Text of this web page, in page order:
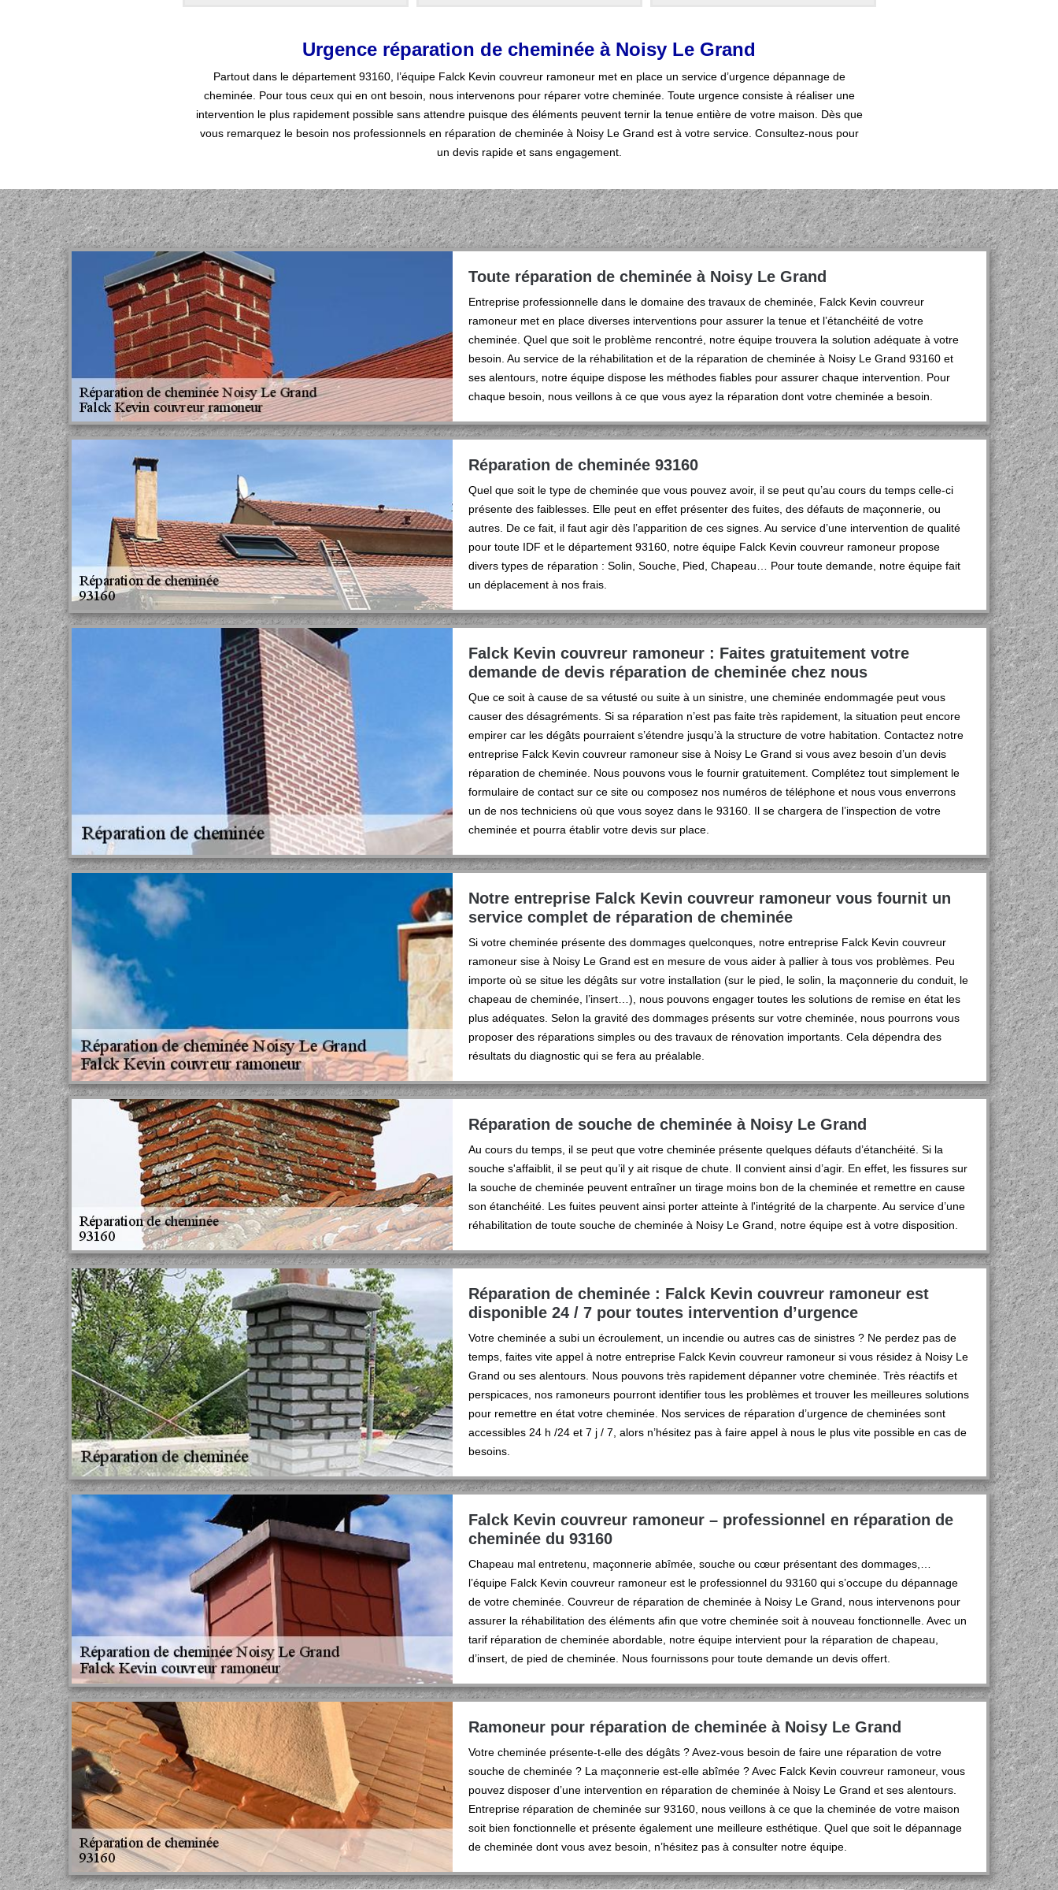
Urgence réparation de cheminée à Noisy Le Grand
Partout dans le département 93160, l’équipe Falck Kevin couvreur ramoneur met en place un service d’urgence dépannage de
cheminée. Pour tous ceux qui en ont besoin, nous intervenons pour réparer votre cheminée. Toute urgence consiste à réaliser une
intervention le plus rapidement possible sans attendre puisque des éléments peuvent ternir la tenue entière de votre maison. Dès que
vous remarquez le besoin nos professionnels en réparation de cheminée à Noisy Le Grand est à votre service. Consultez-nous pour
un devis rapide et sans engagement.
Toute réparation de cheminée à Noisy Le Grand
Entreprise professionnelle dans le domaine des travaux de cheminée, Falck Kevin couvreur
ramoneur met en place diverses interventions pour assurer la tenue et l’étanchéité de votre
cheminée. Quel que soit le problème rencontré, notre équipe trouvera la solution adéquate à votre
besoin. Au service de la réhabilitation et de la réparation de cheminée à Noisy Le Grand 93160 et
ses alentours, notre équipe dispose les méthodes fiables pour assurer chaque intervention. Pour
chaque besoin, nous veillons à ce que vous ayez la réparation dont votre cheminée a besoin.
Réparation de cheminée 93160
Quel que soit le type de cheminée que vous pouvez avoir, il se peut qu’au cours du temps celle-ci
présente des faiblesses. Elle peut en effet présenter des fuites, des défauts de maçonnerie, ou
autres. De ce fait, il faut agir dès l’apparition de ces signes. Au service d’une intervention de qualité
pour toute IDF et le département 93160, notre équipe Falck Kevin couvreur ramoneur propose
divers types de réparation : Solin, Souche, Pied, Chapeau… Pour toute demande, notre équipe fait
un déplacement à nos frais.
Falck Kevin couvreur ramoneur : Faites gratuitement votre
demande de devis réparation de cheminée chez nous
Que ce soit à cause de sa vétusté ou suite à un sinistre, une cheminée endommagée peut vous
causer des désagréments. Si sa réparation n’est pas faite très rapidement, la situation peut encore
empirer car les dégâts pourraient s’étendre jusqu’à la structure de votre habitation. Contactez notre
entreprise Falck Kevin couvreur ramoneur sise à Noisy Le Grand si vous avez besoin d’un devis
réparation de cheminée. Nous pouvons vous le fournir gratuitement. Complétez tout simplement le
formulaire de contact sur ce site ou composez nos numéros de téléphone et nous vous enverrons
un de nos techniciens où que vous soyez dans le 93160. Il se chargera de l’inspection de votre
cheminée et pourra établir votre devis sur place.
Notre entreprise Falck Kevin couvreur ramoneur vous fournit un
service complet de réparation de cheminée
Si votre cheminée présente des dommages quelconques, notre entreprise Falck Kevin couvreur
ramoneur sise à Noisy Le Grand est en mesure de vous aider à pallier à tous vos problèmes. Peu
importe où se situe les dégâts sur votre installation (sur le pied, le solin, la maçonnerie du conduit, le
chapeau de cheminée, l’insert…), nous pouvons engager toutes les solutions de remise en état les
plus adéquates. Selon la gravité des dommages présents sur votre cheminée, nous pourrons vous
proposer des réparations simples ou des travaux de rénovation importants. Cela dépendra des
résultats du diagnostic qui se fera au préalable.
Réparation de souche de cheminée à Noisy Le Grand
Au cours du temps, il se peut que votre cheminée présente quelques défauts d’étanchéité. Si la
souche s'affaiblit, il se peut qu’il y ait risque de chute. Il convient ainsi d’agir. En effet, les fissures sur
la souche de cheminée peuvent entraîner un tirage moins bon de la cheminée et remettre en cause
son étanchéité. Les fuites peuvent ainsi porter atteinte à l'intégrité de la charpente. Au service d’une
réhabilitation de toute souche de cheminée à Noisy Le Grand, notre équipe est à votre disposition.
Réparation de cheminée : Falck Kevin couvreur ramoneur est
disponible 24 / 7 pour toutes intervention d’urgence
Votre cheminée a subi un écroulement, un incendie ou autres cas de sinistres ? Ne perdez pas de
temps, faites vite appel à notre entreprise Falck Kevin couvreur ramoneur si vous résidez à Noisy Le
Grand ou ses alentours. Nous pouvons très rapidement dépanner votre cheminée. Très réactifs et
perspicaces, nos ramoneurs pourront identifier tous les problèmes et trouver les meilleures solutions
pour remettre en état votre cheminée. Nos services de réparation d’urgence de cheminées sont
accessibles 24 h /24 et 7 j / 7, alors n’hésitez pas à faire appel à nous le plus vite possible en cas de
besoins.
Falck Kevin couvreur ramoneur – professionnel en réparation de
cheminée du 93160
Chapeau mal entretenu, maçonnerie abîmée, souche ou cœur présentant des dommages,…
l’équipe Falck Kevin couvreur ramoneur est le professionnel du 93160 qui s’occupe du dépannage
de votre cheminée. Couvreur de réparation de cheminée à Noisy Le Grand, nous intervenons pour
assurer la réhabilitation des éléments afin que votre cheminée soit à nouveau fonctionnelle. Avec un
tarif réparation de cheminée abordable, notre équipe intervient pour la réparation de chapeau,
d’insert, de pied de cheminée. Nous fournissons pour toute demande un devis offert.
Ramoneur pour réparation de cheminée à Noisy Le Grand
Votre cheminée présente-t-elle des dégâts ? Avez-vous besoin de faire une réparation de votre
souche de cheminée ? La maçonnerie est-elle abîmée ? Avec Falck Kevin couvreur ramoneur, vous
pouvez disposer d’une intervention en réparation de cheminée à Noisy Le Grand et ses alentours.
Entreprise réparation de cheminée sur 93160, nous veillons à ce que la cheminée de votre maison
soit bien fonctionnelle et présente également une meilleure esthétique. Quel que soit le dépannage
de cheminée dont vous avez besoin, n’hésitez pas à consulter notre équipe.